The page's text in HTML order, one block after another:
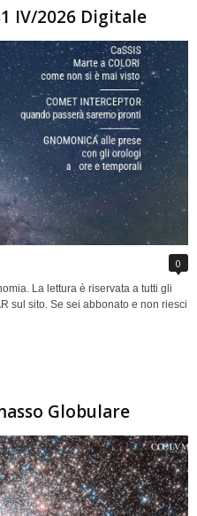
IV/2026 Digitale
0
La lettura è riservata a tutti gli
sul sito. Se sei abbonato e non riesci
Globulare